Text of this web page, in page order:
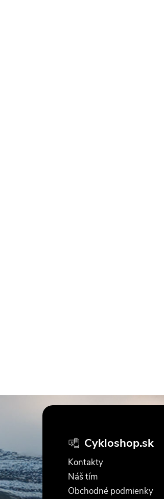
p
ä
Cykloshop.sk
Kontakty
Náš tím
Obchodné podmienky